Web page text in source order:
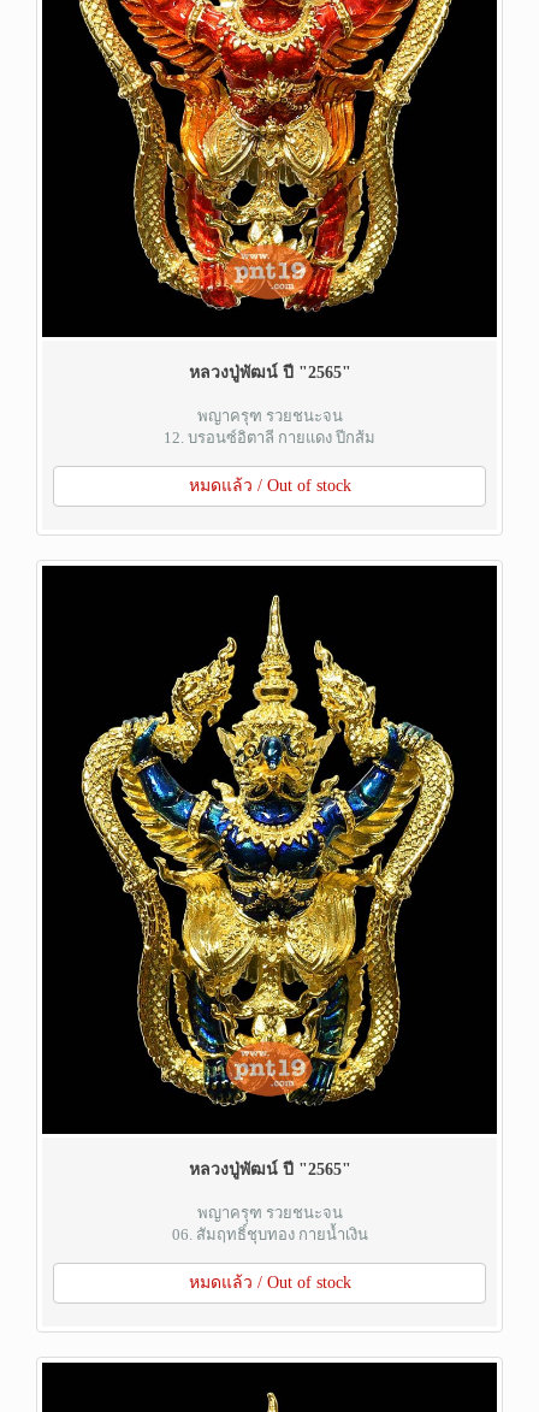
หลวงปู่พัฒน์ ปี "2565"
พญาครุฑ รวยชนะจน
12. บรอนซ์อิตาลี กายแดง ปีกส้ม
หมดแล้ว / Out of stock
หลวงปู่พัฒน์ ปี "2565"
พญาครุฑ รวยชนะจน
06. สัมฤทธิ์ชุบทอง กายน้ำเงิน
หมดแล้ว / Out of stock